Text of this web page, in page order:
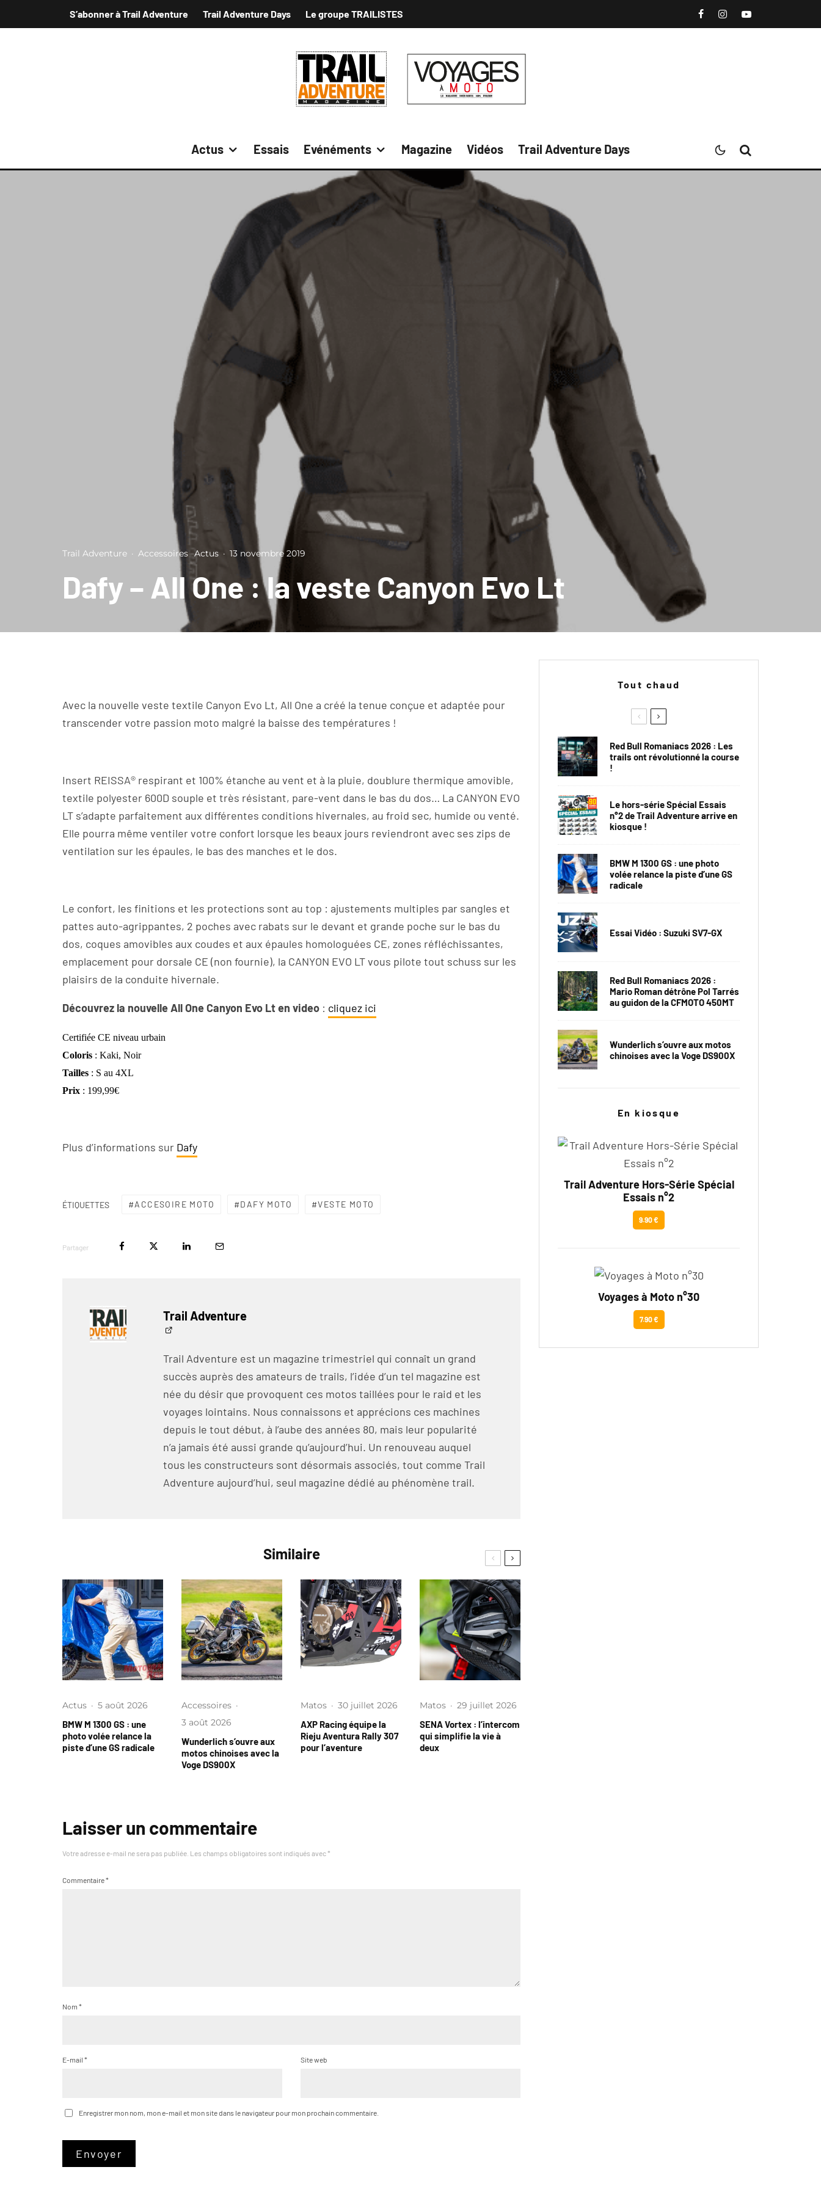
S’abonner à Trail Adventure Trail Adventure Days Le groupe TRAILISTES
Actus Essais Evénéments Magazine Vidéos Trail Adventure Days
Trail Adventure · Accessoires Actus · 13 novembre 2019
Dafy – All One : la veste Canyon Evo Lt
Avec la nouvelle veste textile Canyon Evo Lt, All One a créé la tenue conçue et adaptée pour
transcender votre passion moto malgré la baisse des températures !
Insert REISSA® respirant et 100% étanche au vent et à la pluie, doublure thermique amovible,
textile polyester 600D souple et très résistant, pare-vent dans le bas du dos… La CANYON EVO
LT s’adapte parfaitement aux différentes conditions hivernales, au froid sec, humide ou venté.
Elle pourra même ventiler votre confort lorsque les beaux jours reviendront avec ses zips de
ventilation sur les épaules, le bas des manches et le dos.
Le confort, les finitions et les protections sont au top : ajustements multiples par sangles et
pattes auto-agrippantes, 2 poches avec rabats sur le devant et grande poche sur le bas du
dos, coques amovibles aux coudes et aux épaules homologuées CE, zones réfléchissantes,
emplacement pour dorsale CE (non fournie), la CANYON EVO LT vous pilote tout schuss sur les
plaisirs de la conduite hivernale.
Découvrez la nouvelle All One Canyon Evo Lt en video : cliquez ici
Certifiée CE niveau urbain
Coloris : Kaki, Noir
Tailles : S au 4XL
Prix : 199,99€
Plus d’informations sur Dafy
ÉTIQUETTES ACCESOIRE MOTO DAFY MOTO VESTE MOTO
Partager
Trail Adventure
Trail Adventure est un magazine trimestriel qui connaît un grand
succès auprès des amateurs de trails, l’idée d’un tel magazine est
née du désir que provoquent ces motos taillées pour le raid et les
voyages lointains. Nous connaissons et apprécions ces machines
depuis le tout début, à l’aube des années 80, mais leur popularité
n’a jamais été aussi grande qu’aujourd’hui. Un renouveau auquel
tous les constructeurs sont désormais associés, tout comme Trail
Adventure aujourd’hui, seul magazine dédié au phénomène trail.
Similaire
Actus · 5 août 2026
BMW M 1300 GS : une
photo volée relance la
piste d’une GS radicale
Accessoires ·
3 août 2026
Wunderlich s’ouvre aux
motos chinoises avec la
Voge DS900X
Matos · 30 juillet 2026
AXP Racing équipe la
Rieju Aventura Rally 307
pour l’aventure
Matos · 29 juillet 2026
SENA Vortex : l’intercom
qui simplifie la vie à
deux
Laisser un commentaire
Votre adresse e-mail ne sera pas publiée. Les champs obligatoires sont indiqués avec *
Commentaire*
Nom *
E-mail * Site web
Enregistrer mon nom, mon e-mail et mon site dans le navigateur pour mon prochain commentaire.
Tout chaud
Red Bull Romaniacs 2026 : Les
trails ont révolutionné la course
!
Le hors-série Spécial Essais
n°2 de Trail Adventure arrive en
kiosque !
BMW M 1300 GS : une photo
volée relance la piste d’une GS
radicale
Essai Vidéo : Suzuki SV7-GX
Red Bull Romaniacs 2026 :
Mario Roman détrône Pol Tarrés
au guidon de la CFMOTO 450MT
Wunderlich s’ouvre aux motos
chinoises avec la Voge DS900X
En kiosque
Trail Adventure Hors-Série Spécial
Essais n°2
9.90 €
Voyages à Moto n°30
7.90 €